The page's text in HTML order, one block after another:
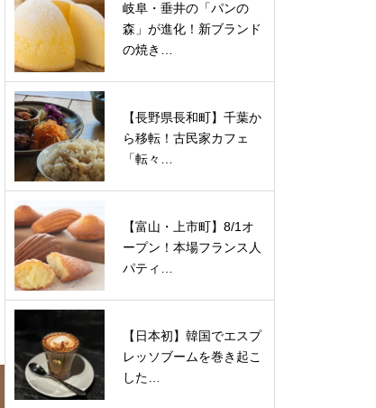
岐阜・垂井の「パンの
森」が進化！新ブランド
の焼き…
【長野県長和町】千葉か
ら移転！古民家カフェ
「転々…
【富山・上市町】8/1オ
ープン！本場フランス人
パティ…
【日本初】韓国でエスプ
レッソブームを巻き起こ
した…